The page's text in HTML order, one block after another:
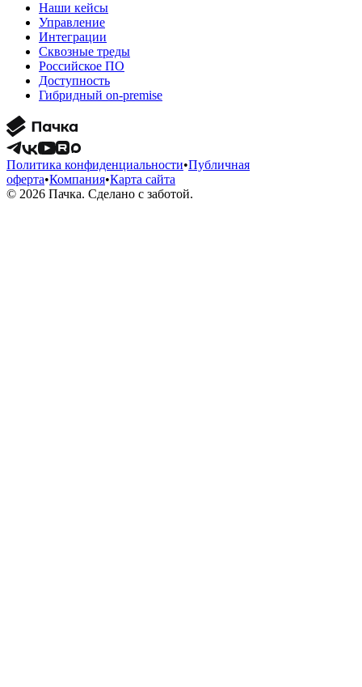
Наши кейсы
Управление
Интеграции
Сквозные треды
Российское ПО
Доступность
Гибридный on-premise
Политика конфиденциальности•Публичная
оферта•Компания•Карта сайта
© 2026 Пачка. Сделано с заботой.